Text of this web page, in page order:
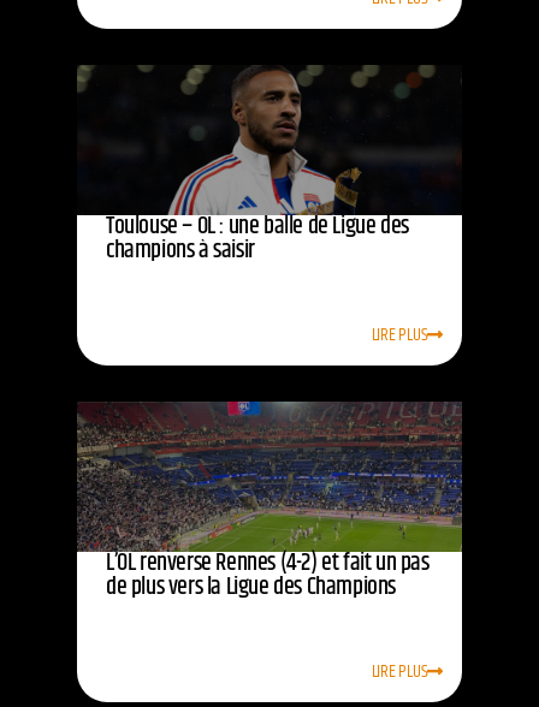
Toulouse – OL : une balle de Ligue des
champions à saisir
LIRE PLUS
L’OL renverse Rennes (4-2) et fait un pas
de plus vers la Ligue des Champions
LIRE PLUS